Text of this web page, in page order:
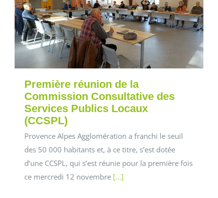
Première réunion de la
Commission Consultative des
Services Publics Locaux
(CCSPL)
Provence Alpes Agglomération a franchi le seuil
des 50 000 habitants et, à ce titre, s’est dotée
d’une CCSPL, qui s’est réunie pour la première fois
ce mercredi 12 novembre [...]